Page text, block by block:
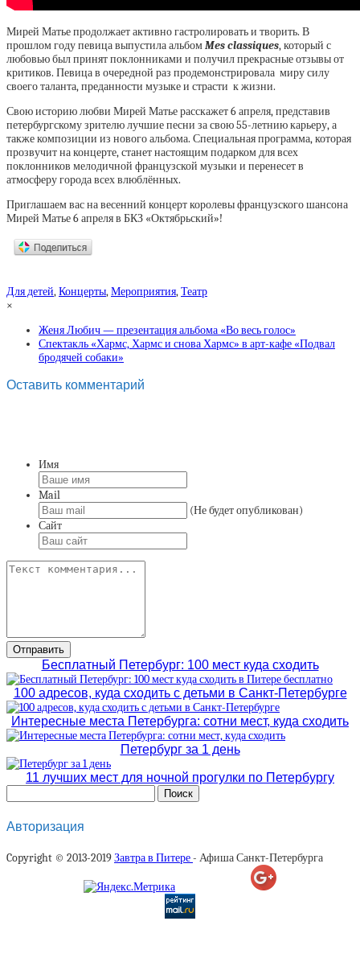
Мирей Матье продолжает активно гастролировать и творить. В
прошлом году певица выпустила альбомMes classiques, который с
любовью был принят поклонниками и получил прекрасные отзывы от
критиков. Певица в очередной раз продемонстрировала миру силу
своего таланта, преданности музыке и страсти к жизни.
Свою историю любви Мирей Матье расскажет 6 апреля, представив
петербургскому зрителю лучшие песни за свою 55-летнию карьеру, а
также композиции из нового альбома. Специальная программа, которая
прозвучит на концерте, станет настоящим подарком для всех
поклонников мелодичной французской музыки и перенесет в
атмосферу города всех влюблённых.
Приглашаем вас на весенний концерт королевы французского шансона
Мирей Матье 6 апреля в БКЗ «Октябрьский»!
Для детей,Концерты,Мероприятия,Театр
×
Женя Любич — презентация альбома «Во весь голос»
Спектакль «Хармс, Хармс и снова Хармс» в арт-кафе «Подвал
бродячей собаки»
Оставить комментарий
Имя
Mail
(Не будет опубликован)
Сайт
Бесплатный Петербург: 100 мест куда сходить
100 адресов, куда сходить с детьми в Санкт-Петербурге
Интересные места Петербурга: сотни мест, куда сходить
Петербург за 1 день
11 лучших мест для ночной прогулки по Петербургу
Авторизация
Copyright © 2013-2019Завтра в Питере- Афиша Санкт-Петербурга